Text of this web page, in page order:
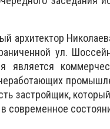
архитектор
ул.
является
застройщик,
современное